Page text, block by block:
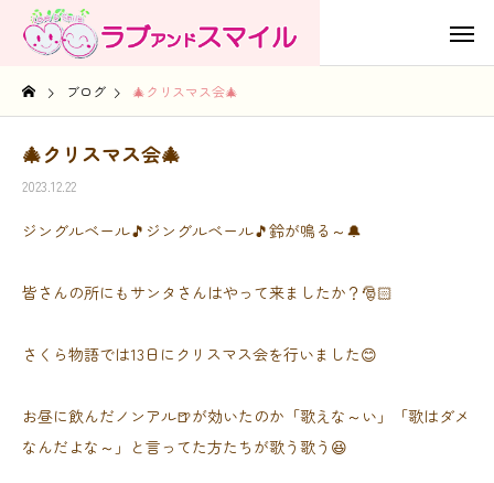
ブログ 🎄クリスマス会🎄
🎄クリスマス会🎄
2023.12.22
ジングルベール🎵ジングルベール🎵鈴が鳴る～🔔
皆さんの所にもサンタさんはやって来ましたか？🎅🏻
さくら物語では13日にクリスマス会を行いました😊
お昼に飲んだノンアル🍺が効いたのか「歌えな～い」「歌はダメ
なんだよな～」と言ってた方たちが歌う歌う😆